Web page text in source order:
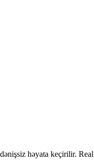
həyata keçirilir.